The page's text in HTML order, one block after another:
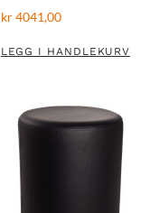
kr4041,00
LEGG I HANDLEKURV